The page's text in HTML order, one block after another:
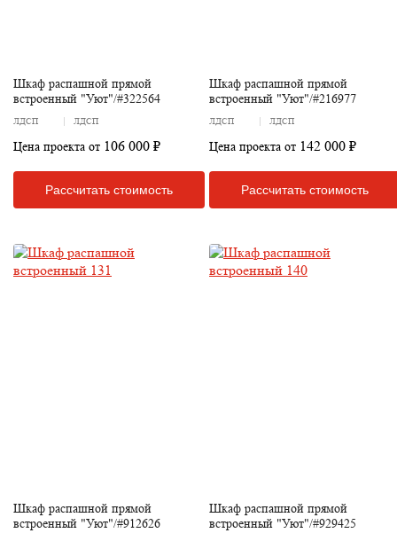
Шкаф распашной прямой
встроенный "Уют"/#322564
ЛДСП ЛДСП
Цена проекта от 106 000 ₽
Рассчитать стоимость
Шкаф распашной прямой
встроенный "Уют"/#216977
ЛДСП ЛДСП
Цена проекта от 142 000 ₽
Рассчитать стоимость
Шкаф распашной прямой
встроенный "Уют"/#912626
Шкаф распашной прямой
встроенный "Уют"/#929425